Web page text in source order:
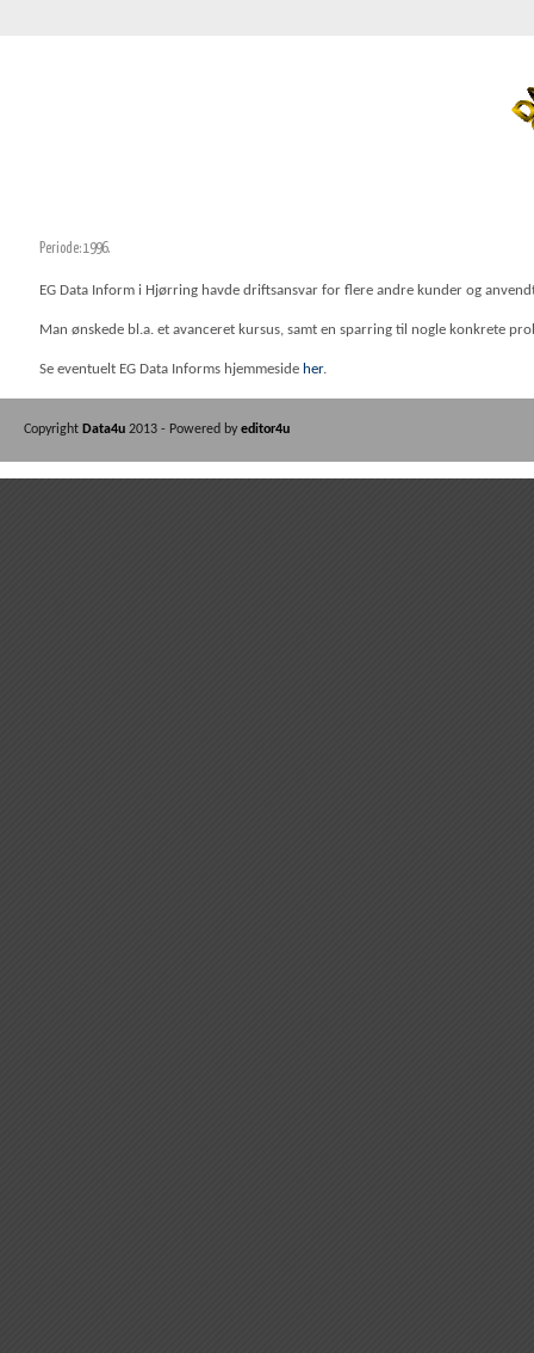
Periode: 1996.
EG Data Inform i Hjørring havde driftsansvar for flere andre kunder og
Man ønskede bl.a. et avanceret kursus, samt en sparring til nogle konkrete
Se eventuelt EG Data Informs hjemmeside her.
Copyright Data4u 2013 - Powered by editor4u